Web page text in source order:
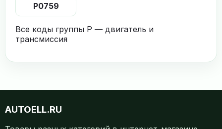
P0759
Все коды группы P — двигатель и
трансмиссия
AUTOELL.RU